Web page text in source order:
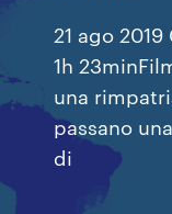
21 ago
1h
una
passano
di